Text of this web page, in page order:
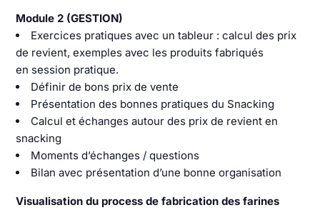
Module 2 (GESTION)
Exercices pratiques avec un tableur : calcul des prix
de revient, exemples avec les produits fabriqués
en session pratique.
Définir de bons prix de vente
Présentation des bonnes pratiques du Snacking
Calcul et échanges autour des prix de revient en
snacking
Moments d’échanges / questions
Bilan avec présentation d’une bonne organisation
Visualisation du process de fabrication des farines